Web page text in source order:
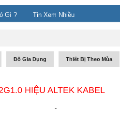
Gì ? Tin Xem Nhiều
Đồ Gia Dụng Thiết Bị Theo Mùa
HIỆU ALTEK KABEL
-